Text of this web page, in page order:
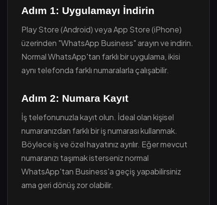
Adım 1: Uygulamayı İndirin
Play Store (Android) veya App Store (iPhone)
üzerinden "WhatsApp Business" arayın ve indirin.
Normal WhatsApp'tan farklı bir uygulama, ikisi
aynı telefonda farklı numaralarla çalışabilir.
Adım 2: Numara Kayıt
İş telefonunuzla kayıt olun. İdeal olan kişisel
numaranızdan farklı bir iş numarası kullanmak.
Böylece iş ve özel hayatınız ayrılır. Eğer mevcut
numaranızı taşımak isterseniz normal
WhatsApp'tan Business'a geçiş yapabilirsiniz
ama geri dönüş zor olabilir.